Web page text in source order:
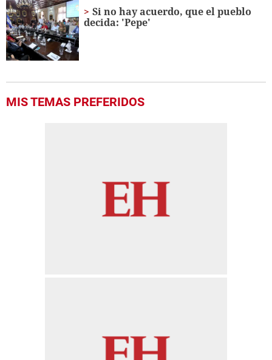
Si no hay acuerdo, que el pueblo
decida: 'Pepe'
MIS TEMAS PREFERIDOS